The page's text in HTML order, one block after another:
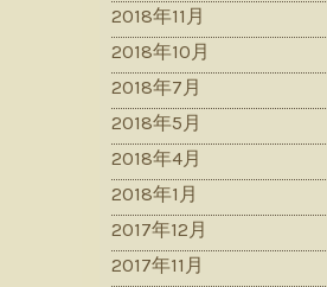
2018年11月
2018年10月
2018年7月
2018年5月
2018年4月
2018年1月
2017年12月
2017年11月